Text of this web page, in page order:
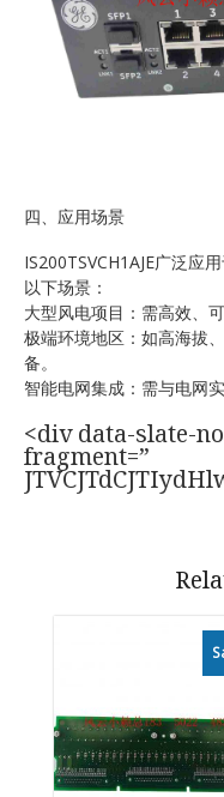
四、应用场景
IS200TSVCH1AJE广泛应
以下场景：
大型风电项目：需高效、
极端环境地区：如高海拔
备。
智能电网集成：需与电网
<div data-slate-
fragment=”